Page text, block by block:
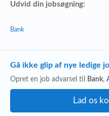
Udvid din jobsøgning:
Bank
Gå ikke glip af nye ledige
Opret en job advarsel til Bank,